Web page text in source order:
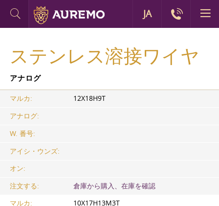
ステンレス溶接ワイヤ
アナログ
マルカ:
12Х18Н9Т
アナログ:
W. 番号:
アイシ・ウンズ:
オン:
注文する:
倉庫から購入、在庫を確認
マルカ:
10Х17Н13М3Т
JA